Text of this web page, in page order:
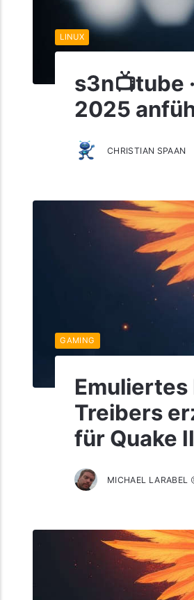
s3n📺tube
2025
CHRISTIAN SPAAN
LINUX
Emuliertes
Treibers
für Quake
MICHAEL LARABEL
GAMING